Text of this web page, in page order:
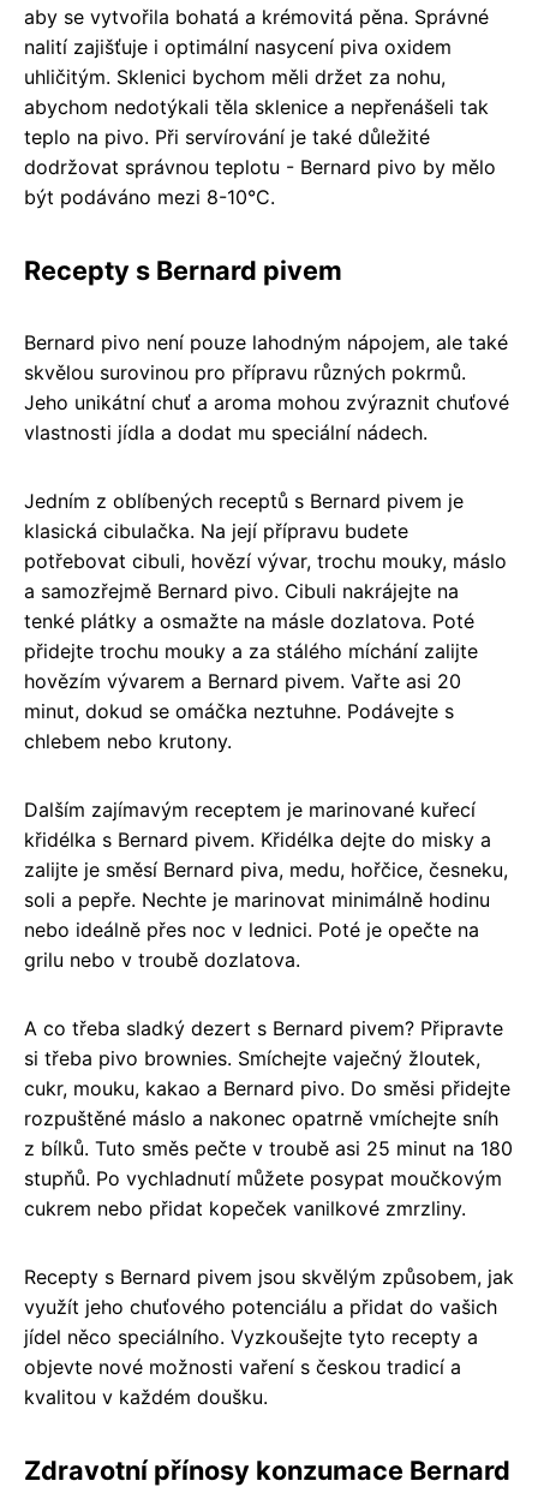
aby se vytvořila bohatá a krémovitá pěna. Správné
nalití zajišťuje i optimální nasycení piva oxidem
uhličitým. Sklenici bychom měli držet za nohu,
abychom nedotýkali těla sklenice a nepřenášeli tak
teplo na pivo. Při servírování je také důležité
dodržovat správnou teplotu - Bernard pivo by mělo
být podáváno mezi 8-10°C.
Recepty s Bernard pivem
Bernard pivo není pouze lahodným nápojem, ale také
skvělou surovinou pro přípravu různých pokrmů.
Jeho unikátní chuť a aroma mohou zvýraznit chuťové
vlastnosti jídla a dodat mu speciální nádech.
Jedním z oblíbených receptů s Bernard pivem je
klasická cibulačka. Na její přípravu budete
potřebovat cibuli, hovězí vývar, trochu mouky, máslo
a samozřejmě Bernard pivo. Cibuli nakrájejte na
tenké plátky a osmažte na másle dozlatova. Poté
přidejte trochu mouky a za stálého míchání zalijte
hovězím vývarem a Bernard pivem. Vařte asi 20
minut, dokud se omáčka neztuhne. Podávejte s
chlebem nebo krutony.
Dalším zajímavým receptem je marinované kuřecí
křidélka s Bernard pivem. Křidélka dejte do misky a
zalijte je směsí Bernard piva, medu, hořčice, česneku,
soli a pepře. Nechte je marinovat minimálně hodinu
nebo ideálně přes noc v lednici. Poté je opečte na
grilu nebo v troubě dozlatova.
A co třeba sladký dezert s Bernard pivem? Připravte
si třeba pivo brownies. Smíchejte vaječný žloutek,
cukr, mouku, kakao a Bernard pivo. Do směsi přidejte
rozpuštěné máslo a nakonec opatrně vmíchejte sníh
z bílků. Tuto směs pečte v troubě asi 25 minut na 180
stupňů. Po vychladnutí můžete posypat moučkovým
cukrem nebo přidat kopeček vanilkové zmrzliny.
Recepty s Bernard pivem jsou skvělým způsobem, jak
využít jeho chuťového potenciálu a přidat do vašich
jídel něco speciálního. Vyzkoušejte tyto recepty a
objevte nové možnosti vaření s českou tradicí a
kvalitou v každém doušku.
Zdravotní přínosy konzumace Bernard